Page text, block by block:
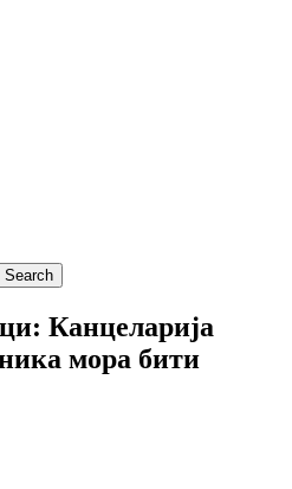
Канцеларија
мора бити